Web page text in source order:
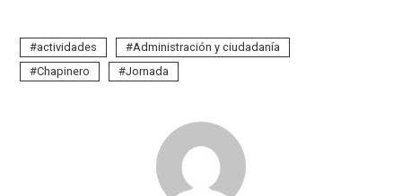
actividades
Administración y ciudadanía
Chapinero
Jornada